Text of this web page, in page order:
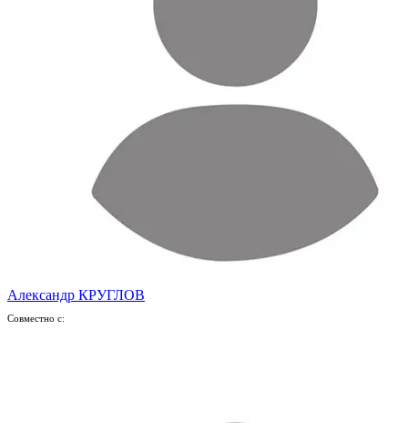
Александр КРУГЛОВ
Совместно с: